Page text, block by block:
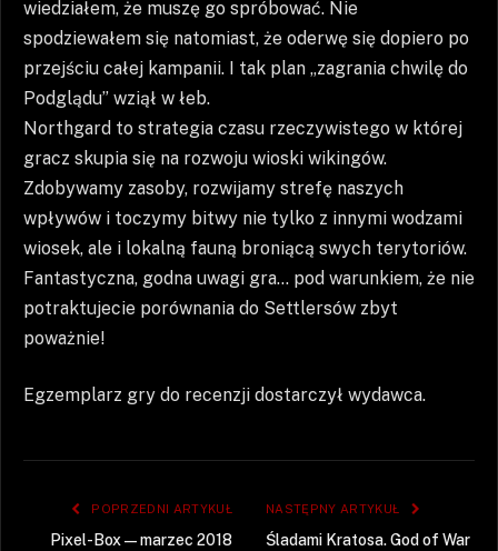
wiedziałem, że muszę go spróbować. Nie
spodziewałem się natomiast, że oderwę się dopiero po
przejściu całej kampanii. I tak plan „zagrania chwilę do
Podglądu” wziął w łeb.
Northgard to strategia czasu rzeczywistego w której
gracz skupia się na rozwoju wioski wikingów.
Zdobywamy zasoby, rozwijamy strefę naszych
wpływów i toczymy bitwy nie tylko z innymi wodzami
wiosek, ale i lokalną fauną broniącą swych terytoriów.
Fantastyczna, godna uwagi gra… pod warunkiem, że nie
potraktujecie porównania do Settlersów zbyt
poważnie!
Egzemplarz gry do recenzji dostarczył wydawca.
POPRZEDNI ARTYKUŁ
Pixel-Box — marzec 2018
NASTĘPNY ARTYKUŁ
Śladami Kratosa. God of War